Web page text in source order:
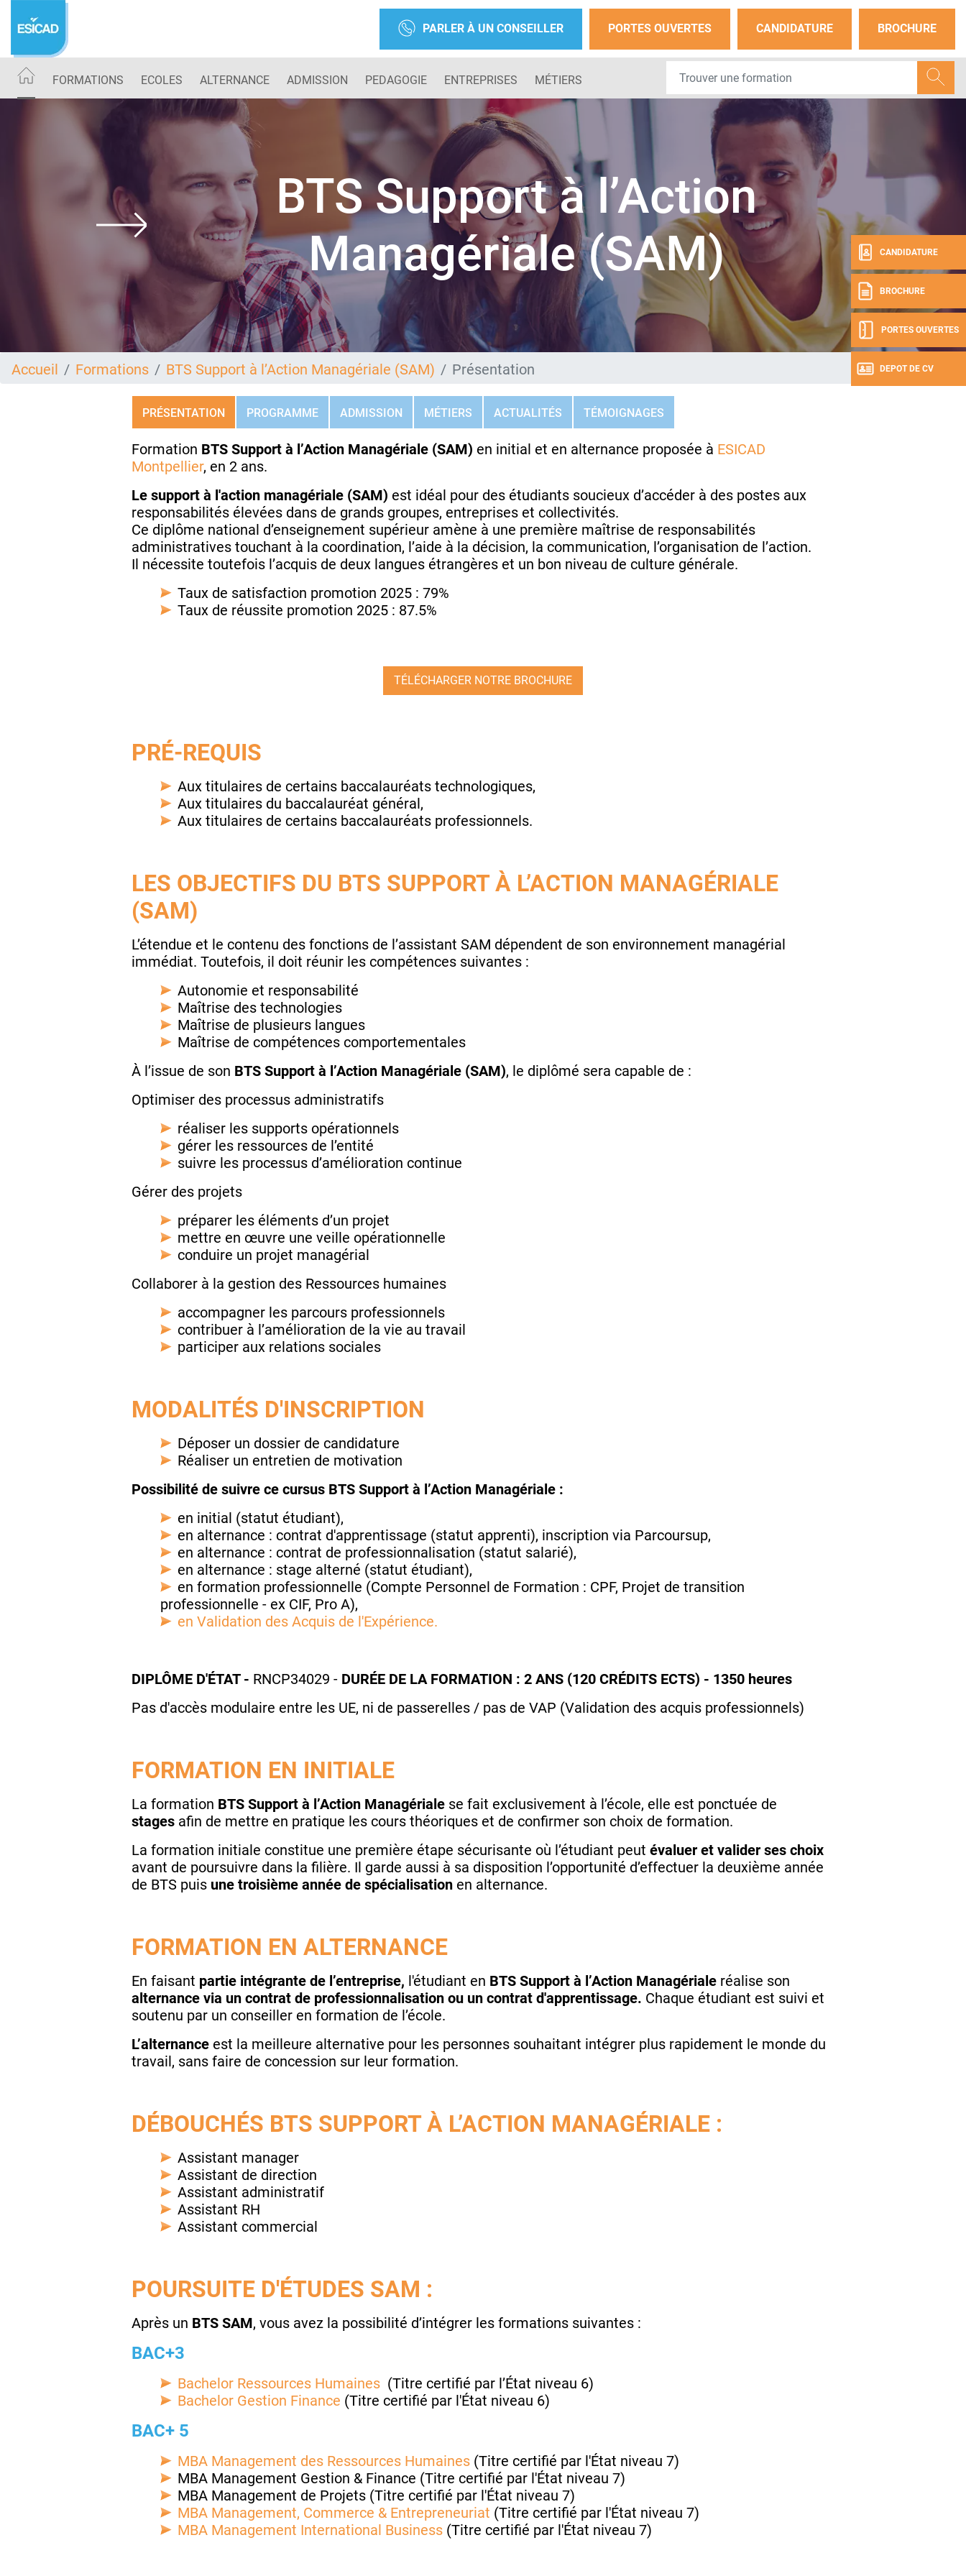
contenu
PARLER À UN CONSEILLER PORTES OUVERTES CANDIDATURE BROCHURE
FORMATIONS ECOLES ALTERNANCE ADMISSION PEDAGOGIE ENTREPRISES MÉTIERS
CANDIDATURE
BROCHURE
PORTES OUVERTES
DEPOT DE CV
BTS Support à l’Action
Managériale (SAM)
Accueil Formations BTS Support à l’Action Managériale (SAM) Présentation
PRÉSENTATION PROGRAMME ADMISSION MÉTIERS ACTUALITÉS TÉMOIGNAGES
Formation BTS Support à l’Action Managériale (SAM) en initial et en alternance proposée à ESICAD
Montpellier, en 2 ans.
Le support à l'action managériale (SAM) est idéal pour des étudiants soucieux d’accéder à des postes aux
responsabilités élevées dans de grands groupes, entreprises et collectivités.
Ce diplôme national d’enseignement supérieur amène à une première maîtrise de responsabilités
administratives touchant à la coordination, l’aide à la décision, la communication, l’organisation de l’action.
Il nécessite toutefois l’acquis de deux langues étrangères et un bon niveau de culture générale.
Taux de satisfaction promotion 2025 : 79%
Taux de réussite promotion 2025 : 87.5%
TÉLÉCHARGER NOTRE BROCHURE
PRÉ-REQUIS
Aux titulaires de certains baccalauréats technologiques,
Aux titulaires du baccalauréat général,
Aux titulaires de certains baccalauréats professionnels.
LES OBJECTIFS DU BTS SUPPORT À L’ACTION MANAGÉRIALE
(SAM)
L’étendue et le contenu des fonctions de l’assistant SAM dépendent de son environnement managérial
immédiat. Toutefois, il doit réunir les compétences suivantes :
Autonomie et responsabilité
Maîtrise des technologies
Maîtrise de plusieurs langues
Maîtrise de compétences comportementales
À l’issue de son BTS Support à l’Action Managériale (SAM), le diplômé sera capable de :
Optimiser des processus administratifs
réaliser les supports opérationnels
gérer les ressources de l’entité
suivre les processus d’amélioration continue
Gérer des projets
préparer les éléments d’un projet
mettre en œuvre une veille opérationnelle
conduire un projet managérial
Collaborer à la gestion des Ressources humaines
accompagner les parcours professionnels
contribuer à l’amélioration de la vie au travail
participer aux relations sociales
MODALITÉS D'INSCRIPTION
Déposer un dossier de candidature
Réaliser un entretien de motivation
Possibilité de suivre ce cursus BTS Support à l’Action Managériale :
en initial (statut étudiant),
en alternance : contrat d'apprentissage (statut apprenti), inscription via Parcoursup,
en alternance : contrat de professionnalisation (statut salarié),
en alternance : stage alterné (statut étudiant),
en formation professionnelle (Compte Personnel de Formation : CPF, Projet de transition
professionnelle - ex CIF, Pro A),
en Validation des Acquis de l'Expérience.
DIPLÔME D'ÉTAT - RNCP34029 - DURÉE DE LA FORMATION : 2 ANS (120 CRÉDITS ECTS) - 1350 heures
Pas d'accès modulaire entre les UE, ni de passerelles / pas de VAP (Validation des acquis professionnels)
FORMATION EN INITIALE
La formation BTS Support à l’Action Managériale se fait exclusivement à l’école, elle est ponctuée de
stages afin de mettre en pratique les cours théoriques et de confirmer son choix de formation.
La formation initiale constitue une première étape sécurisante où l’étudiant peut évaluer et valider ses choix
avant de poursuivre dans la filière. Il garde aussi à sa disposition l’opportunité d’effectuer la deuxième année
de BTS puis une troisième année de spécialisation en alternance.
FORMATION EN ALTERNANCE
En faisant partie intégrante de l’entreprise, l'étudiant en BTS Support à l’Action Managériale réalise son
alternance via un contrat de professionnalisation ou un contrat d'apprentissage. Chaque étudiant est suivi et
soutenu par un conseiller en formation de l’école.
L’alternance est la meilleure alternative pour les personnes souhaitant intégrer plus rapidement le monde du
travail, sans faire de concession sur leur formation.​
DÉBOUCHÉS BTS SUPPORT À L’ACTION MANAGÉRIALE :
Assistant manager
Assistant de direction
Assistant administratif
Assistant RH
Assistant commercial
POURSUITE D'ÉTUDES SAM :
Après un BTS SAM, vous avez la possibilité d’intégrer les formations suivantes :
BAC+3
Bachelor Ressources Humaines (Titre certifié par l’État niveau 6)
Bachelor Gestion Finance (Titre certifié par l'État niveau 6)
BAC+ 5
MBA Management des Ressources Humaines (Titre certifié par l'État niveau 7)
MBA Management Gestion & Finance (Titre certifié par l'État niveau 7)
MBA Management de Projets (Titre certifié par l'État niveau 7)
MBA Management, Commerce & Entrepreneuriat (Titre certifié par l'État niveau 7)
MBA Management International Business (Titre certifié par l'État niveau 7)